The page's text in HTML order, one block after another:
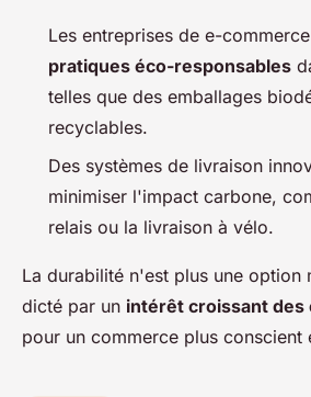
Les entreprises de e-
pratiques éco-responsables
telles que des emballages
recyclables.
Des systèmes de livraison
minimiser l'impact carbone,
relais ou la livraison à vélo.
La durabilité n'est plus une option
dicté par un intérêt croissant des
pour un commerce plus conscient